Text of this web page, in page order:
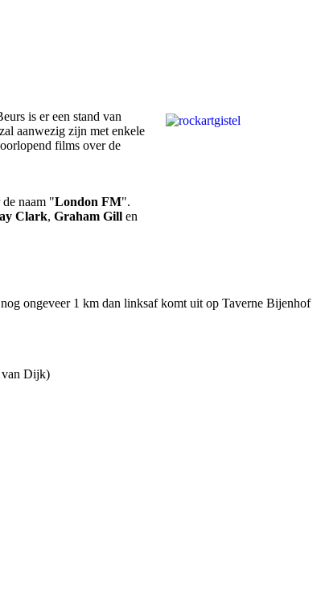
is er een stand van
aanwezig zijn met enkele
films over de
naam "London FM".
Clark, Graham Gill en
ongeveer 1 km dan linksaf komt uit op Taverne Bijenhof
van Dijk)